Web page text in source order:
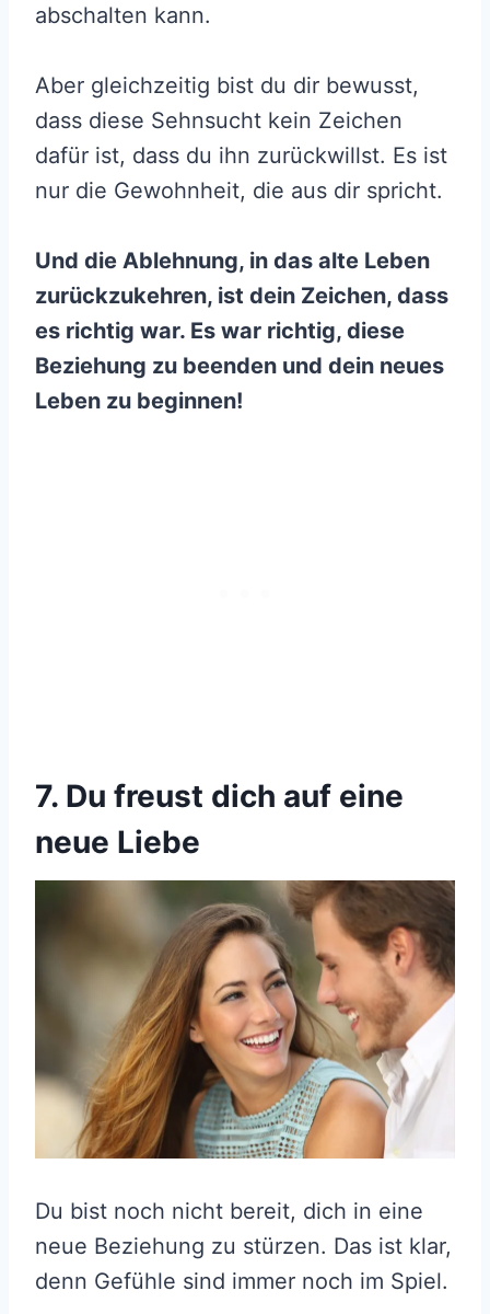
abschalten kann.
Aber gleichzeitig bist du dir bewusst,
dass diese Sehnsucht kein Zeichen
dafür ist, dass du ihn zurückwillst. Es ist
nur die Gewohnheit, die aus dir spricht.
Und die Ablehnung, in das alte Leben
zurückzukehren, ist dein Zeichen, dass
es richtig war. Es war richtig, diese
Beziehung zu beenden und dein neues
Leben zu beginnen!
7. Du freust dich auf eine
neue Liebe
Du bist noch nicht bereit, dich in eine
neue Beziehung zu stürzen. Das ist klar,
denn Gefühle sind immer noch im Spiel.